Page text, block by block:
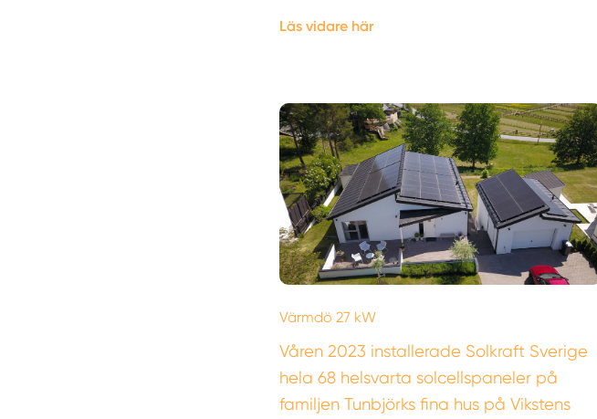
Läs vidare här
Värmdö 27 kW
Våren 2023 installerade Solkraft Sverige
hela 68 helsvarta solcellspaneler på
familjen Tunbjörks fina hus på Vikstens